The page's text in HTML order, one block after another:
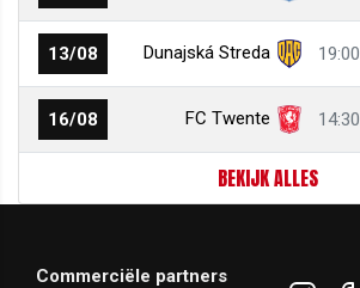
13/08 Dunajská Streda 19:00
16/08 FC Twente 14:30
BEKIJK ALLES
Commerciële partners